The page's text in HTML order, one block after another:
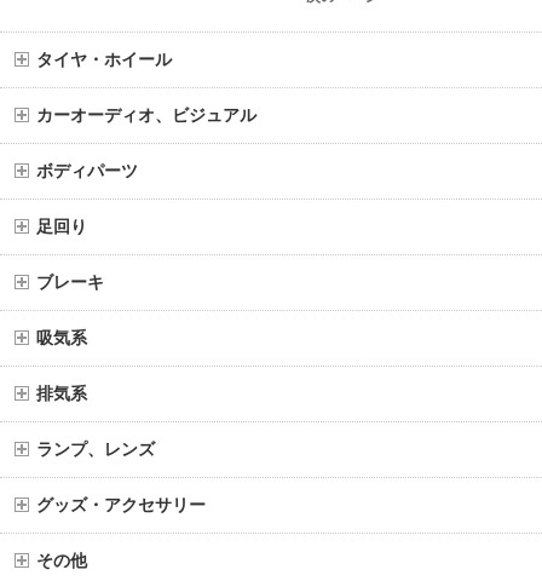
タイヤ・ホイール
カーオーディオ、ビジュアル
ボディパーツ
足回り
ブレーキ
吸気系
排気系
ランプ、レンズ
グッズ・アクセサリー
その他